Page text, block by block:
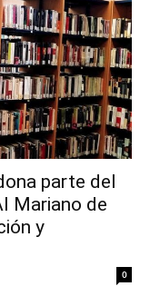
parte del
Mariano de
y
0